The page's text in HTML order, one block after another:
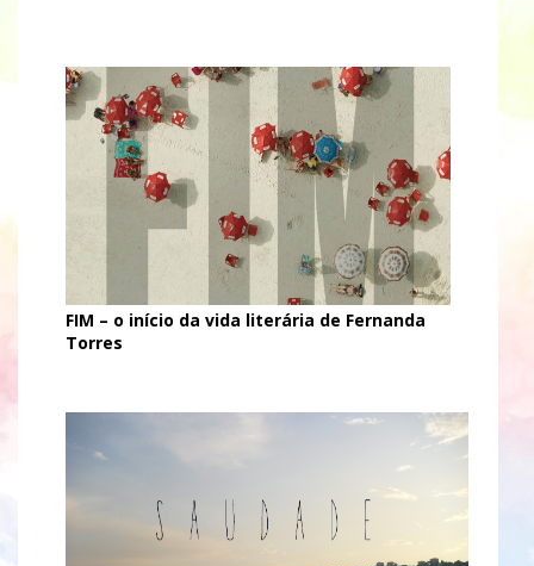
FIM – o início da vida literária de Fernanda
Torres